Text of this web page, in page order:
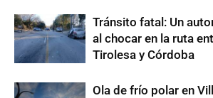
Tránsito fatal: Un
al chocar en la ruta
Tirolesa y Córdoba
Ola de frío polar en